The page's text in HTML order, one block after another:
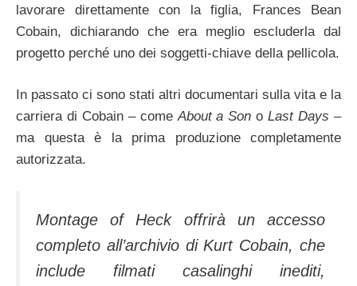
lavorare direttamente con la figlia, Frances Bean
Cobain, dichiarando che era meglio escluderla dal
progetto perché uno dei soggetti-chiave della pellicola.
In passato ci sono stati altri documentari sulla vita e la
carriera di Cobain – comeAbout a SonoLast Days –
ma questa è la prima produzione completamente
autorizzata.
Montage of Heck offrirà un accesso
completo all’archivio di Kurt Cobain, che
include filmati casalinghi inediti,